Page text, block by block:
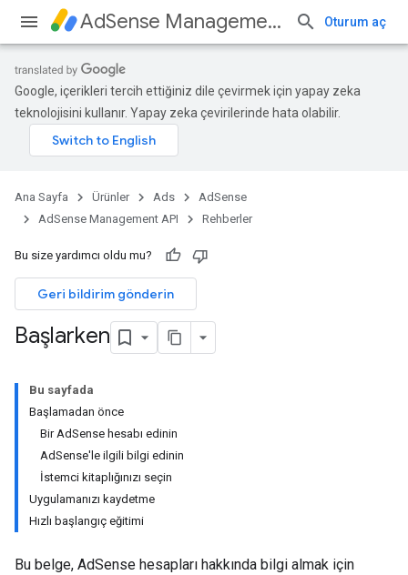
AdSense Management API Oturum aç
Google, içerikleri tercih ettiğiniz dile çevirmek için yapay zeka
teknolojisini kullanır. Yapay zeka çevirilerinde hata olabilir.
Ana Sayfa Ürünler Ads
AdSense
AdSense Management API
Rehberler
Bu size yardımcı oldu mu?
Geri bildirim gönderin
Başlarken
Bu sayfada
Başlamadan önce
Bir AdSense hesabı edinin
AdSense'le ilgili bilgi edinin
İstemci kitaplığınızı seçin
Uygulamanızı kaydetme
Hızlı başlangıç eğitimi
Bu belge, AdSense hesapları hakkında bilgi almak için